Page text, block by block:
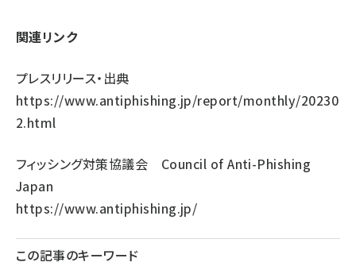
関連リンク
プレスリリース・出典
https://www.antiphishing.jp/report/monthly/20230
2.html
フィッシング対策協議会 Council of Anti-Phishing
Japan
https://www.antiphishing.jp/
この記事のキーワード